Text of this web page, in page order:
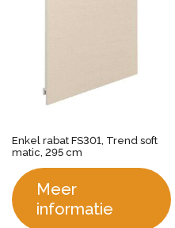
Enkel rabat FS301, Trend soft
matic, 295 cm
Meer
informatie